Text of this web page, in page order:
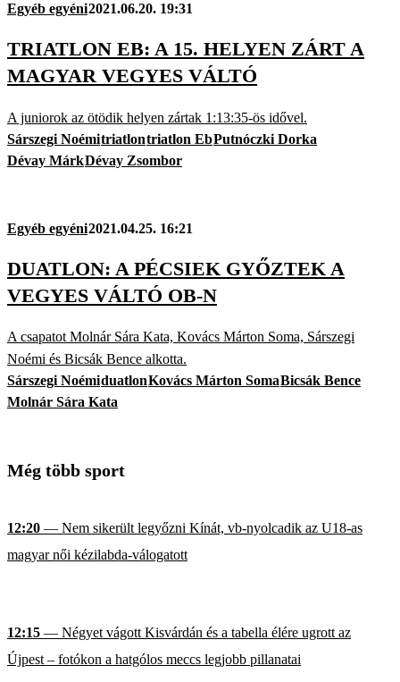
Egyéb egyéni2021.06.20. 19:31
TRIATLON EB: A 15. HELYEN ZÁRT A
MAGYAR VEGYES VÁLTÓ
A juniorok az ötödik helyen zártak 1:13:35-ös idővel.
Sárszegi Noémitriatlontriatlon EbPutnóczki Dorka
Dévay MárkDévay Zsombor
Egyéb egyéni2021.04.25. 16:21
DUATLON: A PÉCSIEK GYŐZTEK A
VEGYES VÁLTÓ OB-N
A csapatot Molnár Sára Kata, Kovács Márton Soma, Sárszegi
Noémi és Bicsák Bence alkotta.
Sárszegi NoémiduatlonKovács Márton SomaBicsák Bence
Molnár Sára Kata
Még több sport
12:20 — Nem sikerült legyőzni Kínát, vb-nyolcadik az U18-as
magyar női kézilabda-válogatott
12:15 — Négyet vágott Kisvárdán és a tabella élére ugrott az
Újpest – fotókon a hatgólos meccs legjobb pillanatai